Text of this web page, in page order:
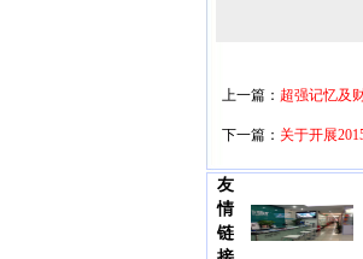
上一篇： 超强记忆及
下一篇： 关于开展
友
情
链